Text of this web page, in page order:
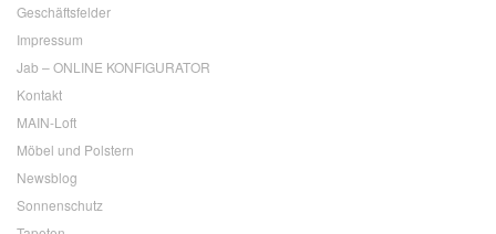
Geschäftsfelder
Impressum
Jab – ONLINE KONFIGURATOR
Kontakt
MAIN-Loft
Möbel und Polstern
Newsblog
Sonnenschutz